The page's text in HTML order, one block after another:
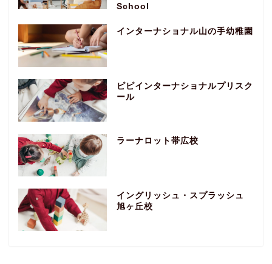
School
インターナショナル山の手幼稚園
ピピインターナショナルプリスク
ール
ラーナロット帯広校
イングリッシュ・スプラッシュ
旭ヶ丘校